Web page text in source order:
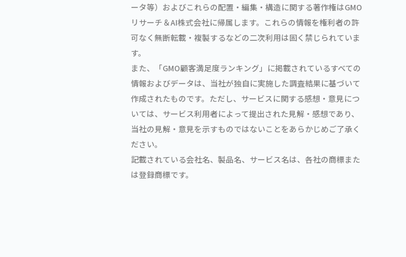
ータ等）およびこれらの配置・編集・構造に関する著作権はGMO
リサーチ＆AI株式会社に帰属します。これらの情報を権利者の許
可なく無断転載・複製するなどの二次利用は固く禁じられていま
す。
また、「GMO顧客満足度ランキング」に掲載されているすべての
情報およびデータは、当社が独自に実施した調査結果に基づいて
作成されたものです。ただし、サービスに関する感想・意見につ
いては、サービス利用者によって提出された見解・感想であり、
当社の見解・意見を示すものではないことをあらかじめご了承く
ださい。
記載されている会社名、製品名、サービス名は、各社の商標また
は登録商標です。